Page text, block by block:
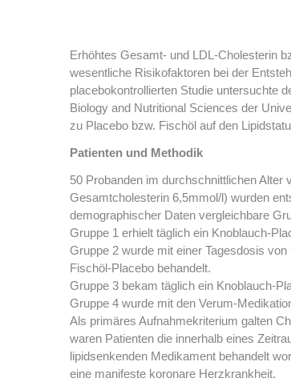
Erhöhtes Gesamt- und LDL-Cholesterin
wesentliche Risikofaktoren bei der
placebokontrollierten Studie untersuchte
Biology and Nutritional Sciences der
zu Placebo bzw. Fischöl auf den
Patienten und Methodik
50 Probanden im durchschnittlichen
Gesamtcholesterin 6,5mmol/l) wurden
demographischer Daten vergleichbare
Gruppe 1 erhielt täglich ein Knoblauch-
Gruppe 2 wurde mit einer Tagesdosis
Fischöl-Placebo behandelt.
Gruppe 3 bekam täglich ein Knoblauch-
Gruppe 4 wurde mit den Verum-
Als primäres Aufnahmekriterium galten
waren Patienten die innerhalb eines
lipidsenkenden Medikament behandelt
eine manifeste koronare Herzkrankheit.